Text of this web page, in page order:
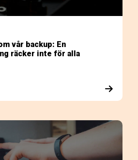
vår backup: En
räcker inte för alla